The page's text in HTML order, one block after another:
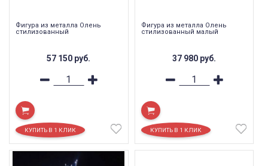
Фигура из металла Олень
стилизованный
57 150 руб.
Фигура из металла Олень
стилизованный малый
37 980 руб.